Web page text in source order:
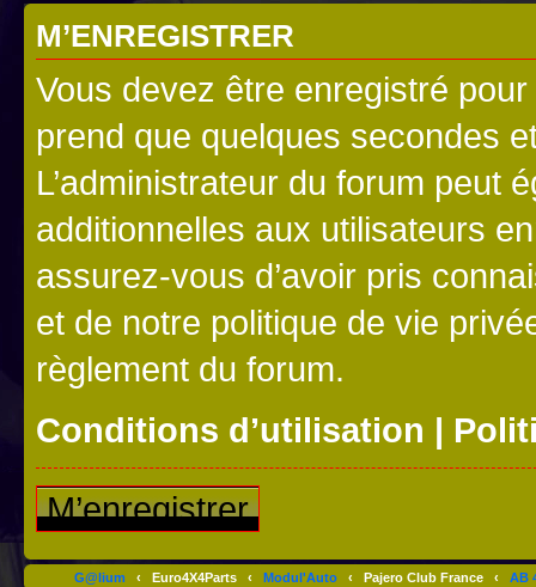
M’ENREGISTRER
Vous devez être enregistré
prend que quelques secondes
L’administrateur du forum peut
additionnelles aux utilisateurs
assurez-vous d’avoir pris
et de notre politique de vie
règlement du forum.
Conditions d’utilisation |
M’enregistrer
G@lium ‹ Euro4X4Parts ‹ Modul'Auto ‹ Pajero Club France ‹ AB